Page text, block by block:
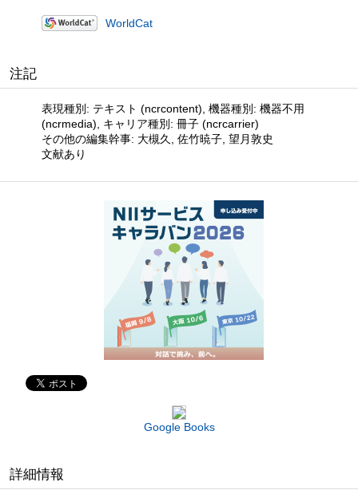
WorldCat
注記
表現種別: テキスト (ncrcontent), 機器種別: 機器不用
(ncrmedia), キャリア種別: 冊子 (ncrcarrier)
その他の編集幹事: 大槻久, 佐竹暁子, 望月敦史
文献あり
Google Books
詳細情報